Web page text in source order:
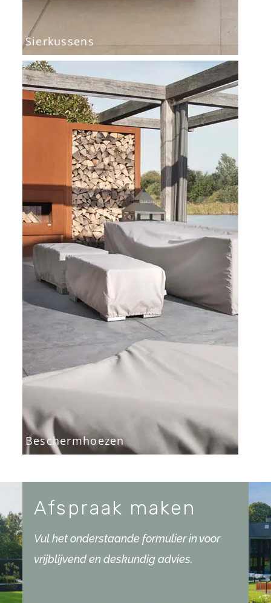
Sierkussens
Beschermhoezen
Afspraak maken
Vul het onderstaande formulier in voor
vrijblijvend en deskundig advies.